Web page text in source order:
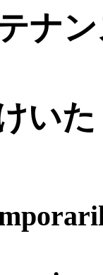
ナ
い